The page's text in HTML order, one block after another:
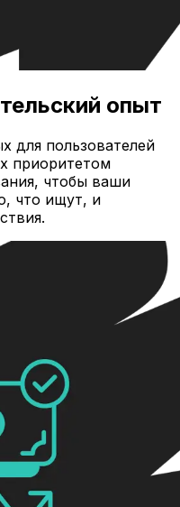
опыт
для пользователей
приоритетом
чтобы ваши
что ищут, и